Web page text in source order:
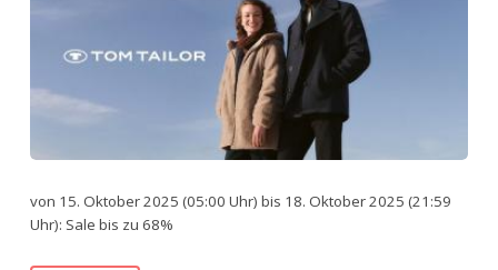
von 15. Oktober 2025 (05:00 Uhr) bis 18. Oktober 2025 (21:59
Uhr): Sale bis zu 68%